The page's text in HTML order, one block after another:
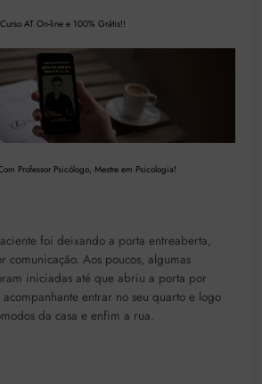
Curso AT On-line e 100% Grátis!!
Professor Psicólogo, Mestre em Psicologia!
foi deixando a porta entreaberta,
comunicação. Aos poucos, algumas
iniciadas até que abriu a porta por
entrar no seu quarto e logo
da casa e enfim a rua.